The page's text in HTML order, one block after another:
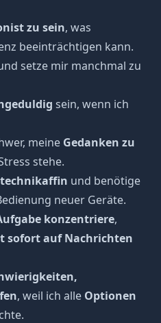
zu sein, was
beeinträchtigen kann.
setze mir manchmal zu
sein, wenn ich
meine Gedanken zu
stehe.
und benötige
neuer Geräte.
konzentriere,
sofort auf Nachrichten
, weil ich alle Optionen